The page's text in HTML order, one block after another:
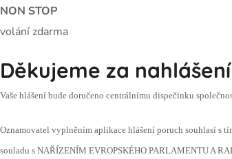
NON STOP
volání zdarma
Děkujeme za
Vaše hlášení bude doručeno centrálnímu dispečinku
Oznamovatel vyplněním aplikace hlášení poruch souhlasí s
souladu s NAŘÍZENÍM EVROPSKÉHO PARLAMENTU A